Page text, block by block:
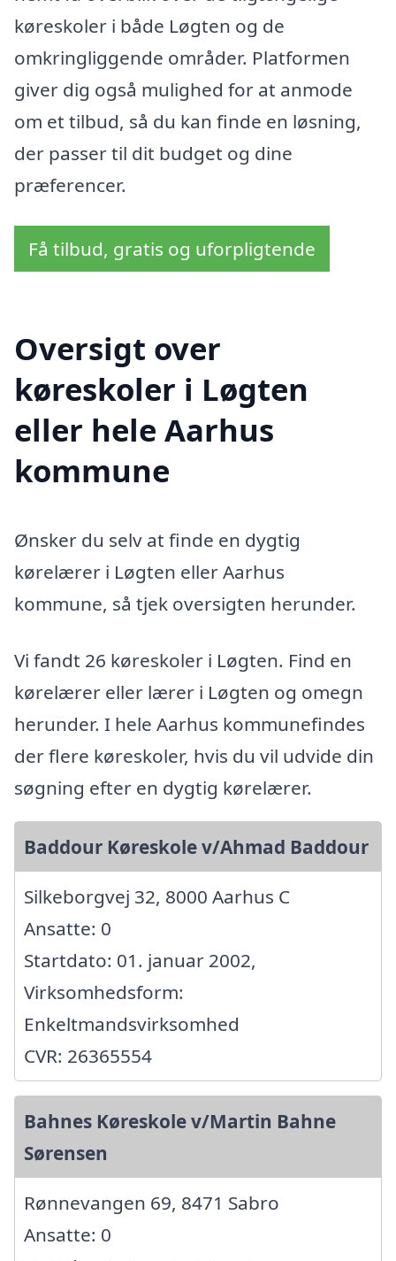
køreskoler i både Løgten og de
omkringliggende områder. Platformen
giver dig også mulighed for at anmode
om et tilbud, så du kan finde en løsning,
der passer til dit budget og dine
præferencer.
Få tilbud, gratis og uforpligtende
Oversigt over
køreskoler i Løgten
eller hele Aarhus
kommune
Ønsker du selv at finde en dygtig
kørelærer i Løgten eller Aarhus
kommune, så tjek oversigten herunder.
Vi fandt 26 køreskoler i Løgten. Find en
kørelærer eller lærer i Løgten og omegn
herunder. I hele Aarhus kommunefindes
der flere køreskoler, hvis du vil udvide din
søgning efter en dygtig kørelærer.
Baddour Køreskole v/Ahmad Baddour
Silkeborgvej 32, 8000 Aarhus C
Ansatte: 0
Startdato: 01. januar 2002,
Virksomhedsform:
Enkeltmandsvirksomhed
CVR: 26365554
Bahnes Køreskole v/Martin Bahne
Sørensen
Rønnevangen 69, 8471 Sabro
Ansatte: 0